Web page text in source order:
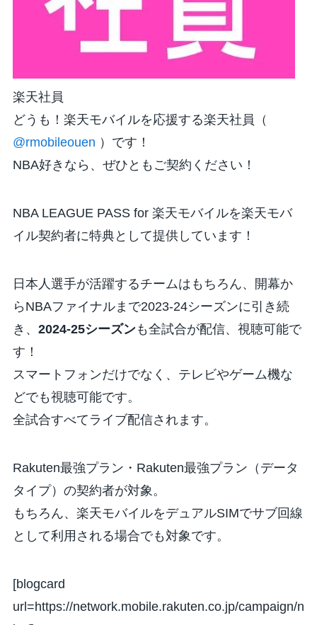
楽天社員
どうも！楽天モバイルを応援する楽天社員（
@rmobileouen ）です！
NBA好きなら、ぜひともご契約ください！
NBA LEAGUE PASS for 楽天モバイルを楽天モバ
イル契約者に特典として提供しています！
日本人選手が活躍するチームはもちろん、
開幕か
らNBAファイナルまで2023-24シーズンに引き続
き、 2024-25シーズンも全試合が配信、視聴可能で
す！
スマートフォンだけでなく、テレビやゲーム機な
どでも視聴可能です。
全試合すべてライブ配信されます。
Rakuten最強プラン・Rakuten最強プラン（データ
タイプ）の契約者が対象。
もちろん、楽天モバイルをデュアルSIMでサブ回線
として利用される場合でも対象です。
[blogcard
url=https://network.mobile.rakuten.co.jp/campaign/n